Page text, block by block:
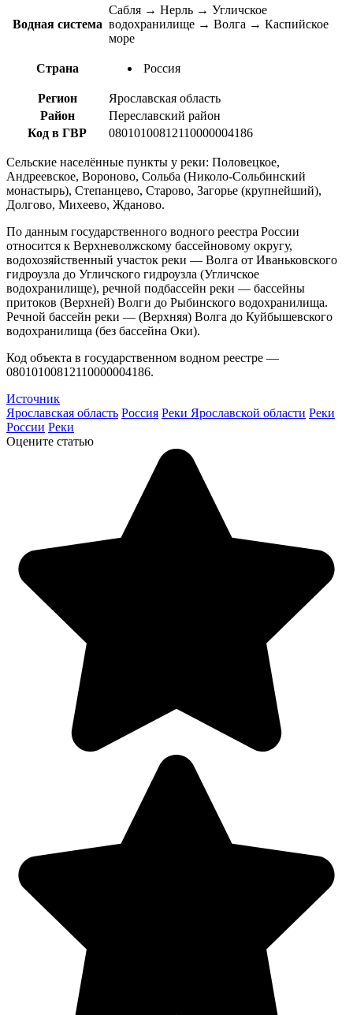
Водная система
Сабля → Нерль → Угличское
водохранилище → Волга → Каспийское
море
Страна Россия
Регион
Ярославская область
Район
Переславский район
Код в ГВР
08010100812110000004186
Сельские населённые пункты у реки: Половецкое,
Андреевское, Вороново, Сольба (Николо-Сольбинский
монастырь), Степанцево, Старово, Загорье (крупнейший),
Долгово, Михеево, Жданово.
По данным государственного водного реестра России
относится к Верхневолжскому бассейновому округу,
водохозяйственный участок реки — Волга от Иваньковского
гидроузла до Угличского гидроузла (Угличское
водохранилище), речной подбассейн реки — бассейны
притоков (Верхней) Волги до Рыбинского водохранилища.
Речной бассейн реки — (Верхняя) Волга до Куйбышевского
водохранилища (без бассейна Оки).
Код объекта в государственном водном реестре —
08010100812110000004186.
Источник
Ярославская область Россия Реки Ярославской области Реки
России Реки
Оцените статью